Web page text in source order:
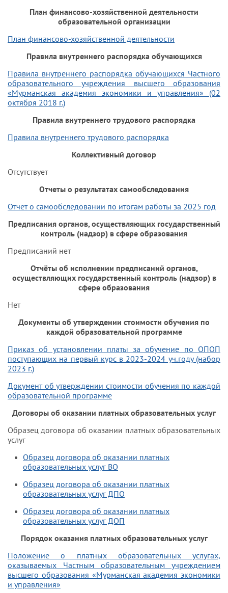
План финансово-хозяйственной деятельности
образовательной организации
План финансово-хозяйственной деятельности
Правила внутреннего распорядка обучающихся
Правила внутреннего распорядка обучающихся Частного
образовательного учреждения высшего образования
«Мурманская академия экономики и управления» (02
октября 2018 г.)
Правила внутреннего трудового распорядка
Правила внутреннего трудового распорядка
Коллективный договор
Отсутствует
Отчеты о результатах самообследования
Отчет о самообследовании по итогам работы за 2025 год
Предписания органов, осуществляющих государственный
контроль (надзор) в сфере образования
Предписаний нет
Отчёты об исполнении предписаний органов,
осуществляющих государственный контроль (надзор) в
сфере образования
Нет
Документы об утверждении стоимости обучения по
каждой образовательной программе
Приказ об установлении платы за обучение по ОПОП
поступающих на первый курс в 2023-2024 уч.году (набор
2023 г.)
Документ об утверждении стоимости обучения по каждой
образовательной программе
Договоры об оказании платных образовательных услуг
Образец договора об оказании платных образовательных
услуг
Образец договора об оказании платных
образовательных услуг ВО
Образец договора об оказании платных
образовательных услуг ДПО
Образец договора об оказании платных
образовательных услуг ДОП
Порядок оказания платных образовательных услуг
Положение о платных образовательных услугах,
оказываемых Частным образовательным учреждением
высшего образования «Мурманская академия экономики
и управления»